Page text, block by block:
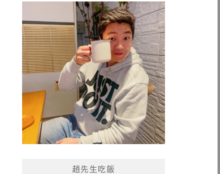
趙先生吃飯